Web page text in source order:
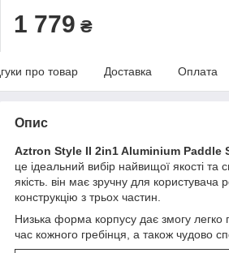
1 779 ₴
про товар Доставка Оплата
Опис
Aztron Style II 2in1 Aluminium Paddle
це ідеальний вибір найвищої якості та
якість. він має зручну для користувача
конструкцію з трьох частин.
Низька форма корпусу дає змогу легко
час кожного гребінця, а також чудово